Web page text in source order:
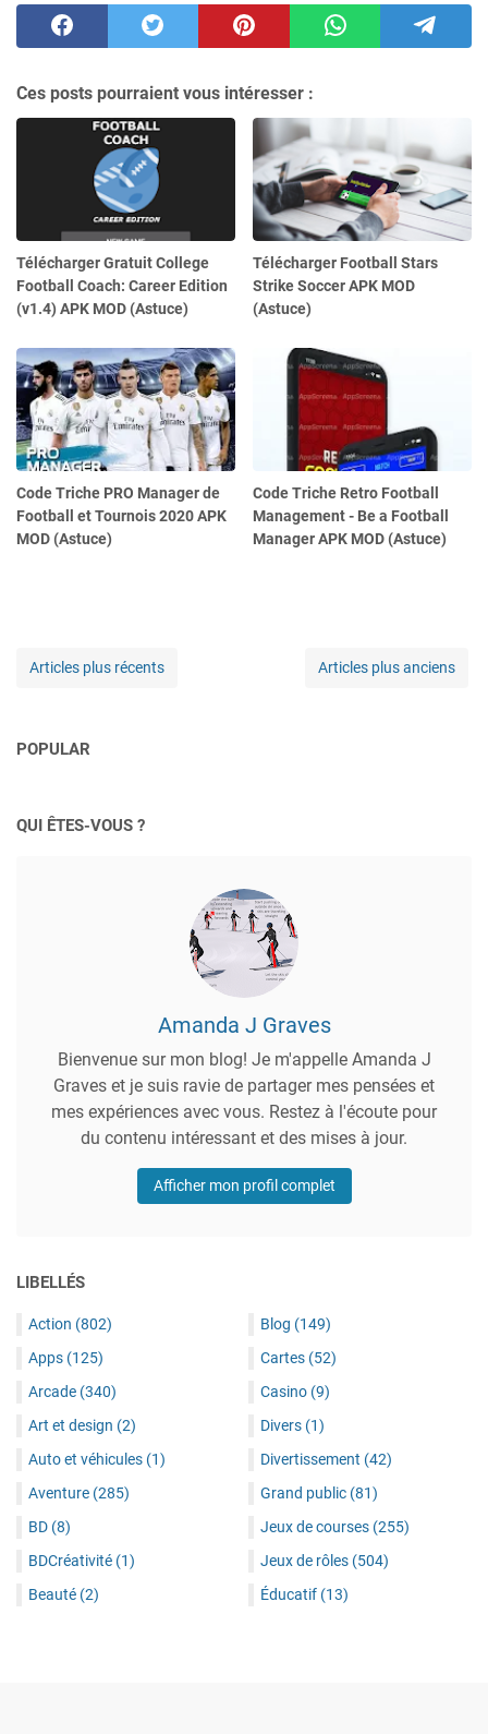
Ces posts pourraient vous intéresser :
Télécharger Gratuit College
Football Coach: Career Edition
(v1.4) APK MOD (Astuce)
Télécharger Football Stars
Strike Soccer APK MOD
(Astuce)
Code Triche PRO Manager de
Football et Tournois 2020 APK
MOD (Astuce)
Code Triche Retro Football
Management - Be a Football
Manager APK MOD (Astuce)
Articles plus récents Articles plus anciens
POPULAR
QUI ÊTES-VOUS ?
Amanda J Graves
Bienvenue sur mon blog! Je m'appelle Amanda J
Graves et je suis ravie de partager mes pensées et
mes expériences avec vous. Restez à l'écoute pour
du contenu intéressant et des mises à jour.
Afficher mon profil complet
LIBELLÉS
Action (802)
Apps (125)
Arcade (340)
Art et design (2)
Auto et véhicules (1)
Aventure (285)
BD (8)
BDCréativité (1)
Beauté (2)
Blog (149)
Cartes (52)
Casino (9)
Divers (1)
Divertissement (42)
Grand public (81)
Jeux de courses (255)
Jeux de rôles (504)
Éducatif (13)